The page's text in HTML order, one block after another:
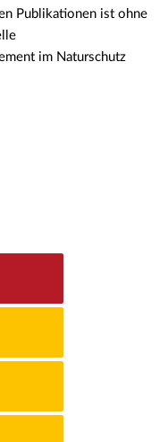
Publikationen ist ohne
im Naturschutz